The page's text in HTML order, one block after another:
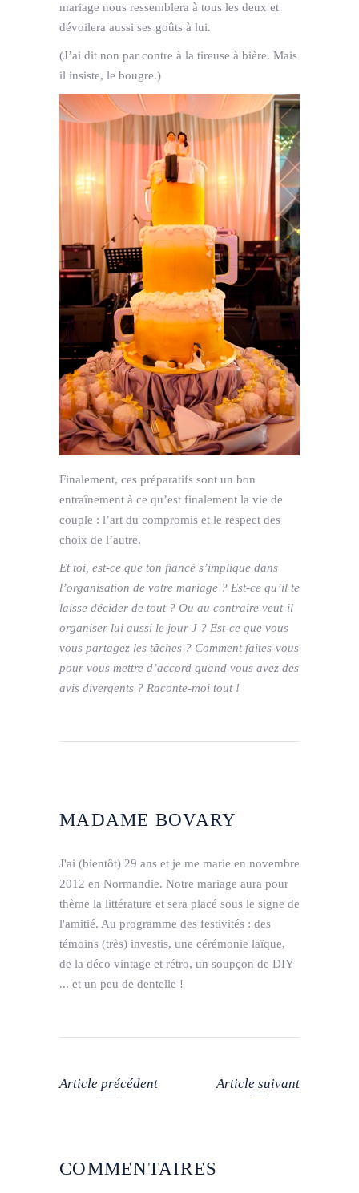
mariage nous ressemblera à tous les deux et
dévoilera aussi ses goûts à lui.
(J’ai dit non par contre à la tireuse à bière. Mais
il insiste, le bougre.)
Finalement, ces préparatifs sont un bon
entraînement à ce qu’est finalement la vie de
couple : l’art du compromis et le respect des
choix de l’autre.
Et toi, est-ce que ton fiancé s’implique dans
l’organisation de votre mariage ? Est-ce qu’il te
laisse décider de tout ? Ou au contraire veut-il
organiser lui aussi le jour J ? Est-ce que vous
vous partagez les tâches ? Comment faites-vous
pour vous mettre d’accord quand vous avez des
avis divergents ? Raconte-moi tout !
MADAME BOVARY
J'ai (bientôt) 29 ans et je me marie en novembre
2012 en Normandie. Notre mariage aura pour
thème la littérature et sera placé sous le signe de
l'amitié. Au programme des festivités : des
témoins (très) investis, une cérémonie laïque,
de la déco vintage et rétro, un soupçon de DIY
... et un peu de dentelle !
Article précédent Article suivant
COMMENTAIRES